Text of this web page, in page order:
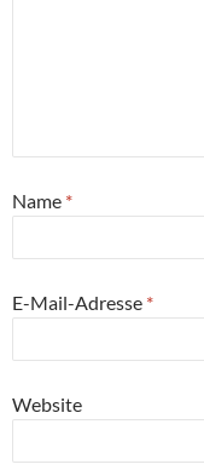
Name *
E-Mail-Adresse *
Website